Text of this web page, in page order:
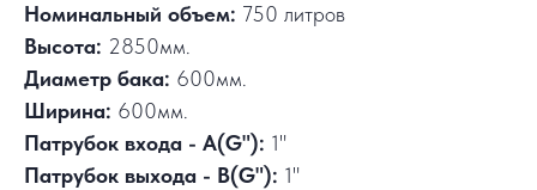
Номинальный объем: 750 литров
Высота: 2850мм.
Диаметр бака: 600мм.
Ширина: 600мм.
Патрубок входа - А(G"): 1"
Патрубок выхода - В(G"): 1"